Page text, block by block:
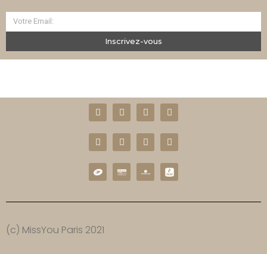
Inscrivez-vous
(c) MissYou Paris 2021